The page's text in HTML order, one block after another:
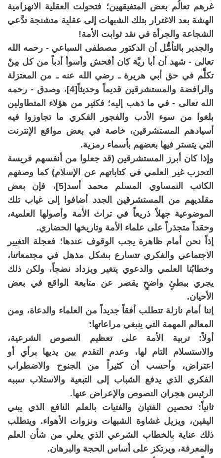
غرهم تعالُم بعض المتفيقهين؛ فتحولت العقلية الانهزامية
الهشة بعد الاغترار بتلك الشبهات إلى عقلية متشنجة تدَّعي
الشجاعة والجرأة في نقد ثوابت الأمة!
والجدير بالتأمُّل أن الدكتور مصطفى السباعي - رحمه الله
تعالى - شهد أن أبا ريَّة كان أفحش وأسوأ أدباً من كل مِنْ
تكلَّم في حق أبي هريرة ـ رضي الله عنه ـ من المعتزلة
والرافضة والمستشرقين قديماً وحديثاً[4]، وصدق - رحمه
الله تعالى - في ما ذهب إليه؛ فكثير من هؤلاء المتطاولين
بلغوا من سوء الأدب والفجور الفكري ما تجاوزوا فيه
أسيادهم المستشرقين، خاصة في بعض مواقع الإنترنت
التي يتستر فيها بعضهم بأسماء رمزية.
وإذا كان أبرز المستشرقين (قد جعلوا من أنفسهم فريسة
التحزب غير العلمي في كتاباتهم عن الإسلام) كما وصفهم
الكاتب النمساوي المسلم محمد أسد[5]، فإن بعض
مقلديهم من المستشرقين الجدد أضافوا إلى غياب تلك
الموضوعية جهلاً ذريعاً في تراث الأمة وأصولها العلمية،
وحقداً متجذراً على علماء الأمة وتاريخها الحضاري.
إذاً نحن أمام ظاهرة يجب الوقوف عندها؛ فعجلة التغيير
الاجتماعي والفكري تتسارع بشكل مذهل في مجتمعاتنا،
وخطابُنا العلمي والدعوي يتغير ويزداد نضجاً، ولكن ذلك
يجري ببطئٍ واضحٍ يقصر عن متابعة الواقع في بعض
الأحيان.
إننا أمام نازلة تتطلب أفقاً جديداً من العلماء والدعاة، ومن
المعالم المهمة التي ينبغي مراعاتها:
أولاً: تربية الأمة على تعظيم النصوص الشرعية،
والاستسلام التام لها، وعدم التقدم بين يديها برأي أو
اعتراض، وأحسب أن كثيراً من الجنوح والاضطراب
الفكري الذي يدفع الشباب إلى التبعية والاستلاب سببه
الرئيس هجران النصوص والإعراض عنها.
ثانياً: تحصين الفتيان والفتيات بالعلم النافع الذي يبني
اليقين، ويزيل غشاوة الشبهات ونزوات الأهواء. ويتطلب
ذلك عناية بالخطاب الشرعي الذي يعلي من شأن العلم
والمعرفة، ويرتكز على أساس الحجة والبرهان.